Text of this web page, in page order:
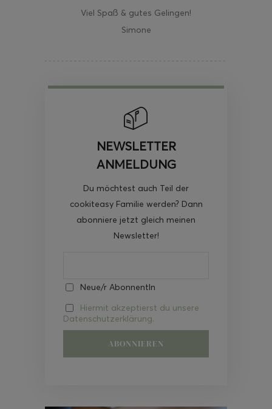
Viel Spaß & gutes Gelingen!
Simone
NEWSLETTER
ANMELDUNG
Du möchtest auch Teil der
cookiteasy Familie werden? Dann
abonniere jetzt gleich meinen
Newsletter!
Neue/r AbonnentIn
Hiermit akzeptierst du unsere
Datenschutzerklärung.